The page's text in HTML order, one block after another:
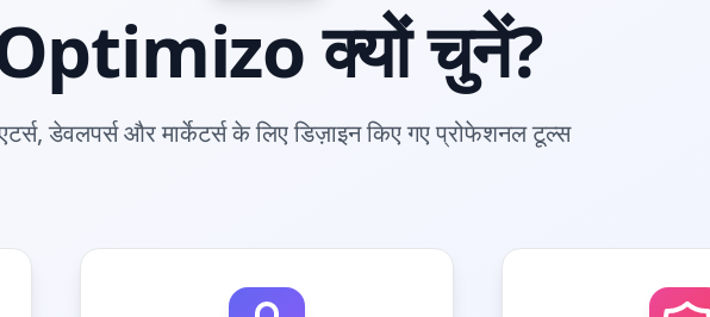
क्यों चुनें?
डेवलपर्स और मार्केटर्स के लिए डिज़ाइन किए गए प्रोफेशनल टूल्स